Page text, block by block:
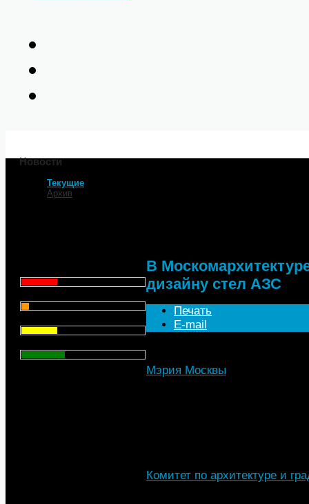
Новости
Текущие
Архив
В
дизайну стел АЗС
Печать
E-mail
Мэрия Москвы
Комитет по архитектуре и